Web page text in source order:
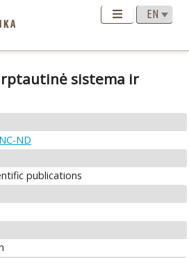
sistema ir
ND
publications